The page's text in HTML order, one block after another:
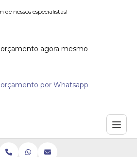
nossos especialistas!
orçamento agora mesmo
orçamento por Whatsapp